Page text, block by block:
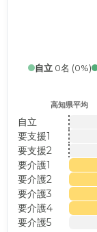
自立0名 (0%)
高知県平均
自立
要支援1
要支援2
要介護1
要介護2
要介護3
要介護4
要介護5